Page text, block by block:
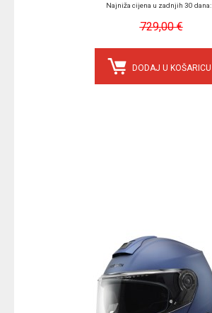
Najniža cijena u zadnjih 30 dana:
729,00 €
DODAJ U KOŠARICU